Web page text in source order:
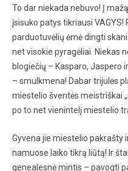
To dar niekada nebuvo! Į
įsisuko patys tikriausi
parduotuvėlių ėmė dingti
net visokie pyragėliai. Niekas
blogiečių – Kasparo, Jaspero
– smulkmena! Dabar trijulės
miestelio šventės meistriškai
po to net vienintelį miestelio
Gyvena jie miestelio pakrašty
namuose laiko tikrą liūtą! Ir
genealesnė mintis – pavogti